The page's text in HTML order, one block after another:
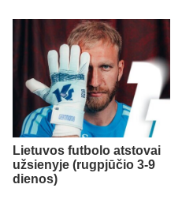
Lietuvos futbolo atstovai
užsienyje (rugpjūčio 3-9
dienos)